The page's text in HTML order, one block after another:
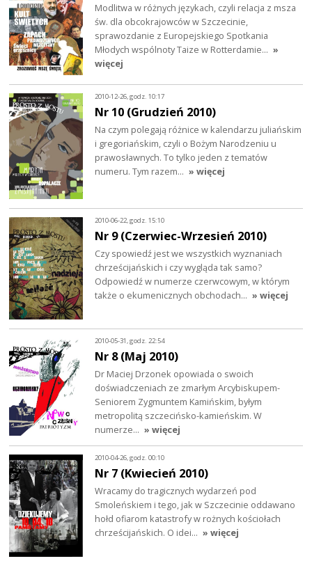
Modlitwa w różnych językach, czyli relacja z msza
św. dla obcokrajowców w Szczecinie,
sprawozdanie z Europejskiego Spotkania
Młodych wspólnoty Taize w Rotterdamie… »
więcej
2010-12-26, godz. 10:17
Nr 10 (Grudzień 2010)
Na czym polegają różnice w kalendarzu juliańskim
i gregoriańskim, czyli o Bożym Narodzeniu u
prawosławnych. To tylko jeden z tematów
numeru. Tym razem… » więcej
2010-06-22, godz. 15:10
Nr 9 (Czerwiec-Wrzesień 2010)
Czy spowiedź jest we wszystkich wyznaniach
chrześcijańskich i czy wygląda tak samo?
Odpowiedź w numerze czerwcowym, w którym
także o ekumenicznych obchodach… » więcej
2010-05-31, godz. 22:54
Nr 8 (Maj 2010)
Dr Maciej Drzonek opowiada o swoich
doświadczeniach ze zmarłym Arcybiskupem-
Seniorem Zygmuntem Kamińskim, byłym
metropolitą szczecińsko-kamieńskim. W
numerze… » więcej
2010-04-26, godz. 00:10
Nr 7 (Kwiecień 2010)
Wracamy do tragicznych wydarzeń pod
Smoleńskiem i tego, jak w Szczecinie oddawano
hołd ofiarom katastrofy w rożnych kościołach
chrześcijańskich. O idei… » więcej